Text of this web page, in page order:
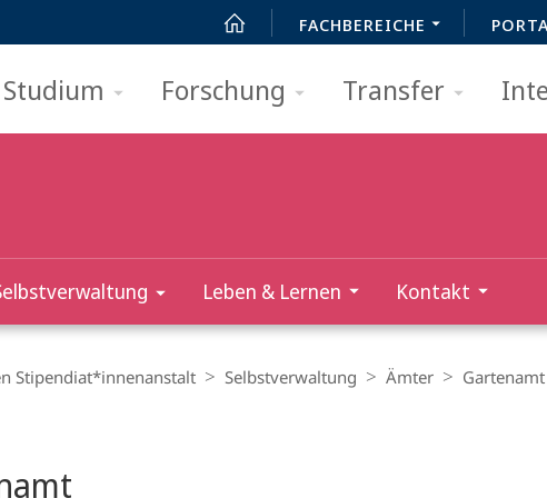
FACHBEREICHE
Studium Forschung Transfer
Leben & Lernen Kontakt
Stipendiat*innenanstalt Selbst­verwaltung Ämter Gartenamt